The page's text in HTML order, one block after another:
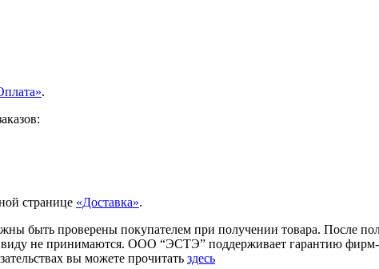
.
странице «Доставка».
быть проверены покупателем при получении товара. После
виду не принимаются. ООО “ЭСТЭ” поддерживает гарантию
вы можете прочитать здесь